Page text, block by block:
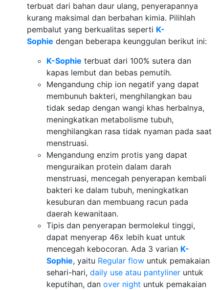
terbuat dari bahan daur ulang, penyerapannya
kurang maksimal dan berbahan kimia. Pilihlah
pembalut yang berkualitas seperti K-
Sophie dengan beberapa keunggulan berikut ini:
K-Sophie terbuat dari 100% sutera dan
kapas lembut dan bebas pemutih.
Mengandung chip ion negatif yang dapat
membunuh bakteri, menghilangkan bau
tidak sedap dengan wangi khas herbalnya,
meningkatkan metabolisme tubuh,
menghilangkan rasa tidak nyaman pada saat
menstruasi.
Mengandung enzim protis yang dapat
menguraikan protein dalam darah
menstruasi, mencegah penyerapan kembali
bakteri ke dalam tubuh, meningkatkan
kesuburan dan membuang racun pada
daerah kewanitaan.
Tipis dan penyerapan bermolekul tinggi,
dapat menyerap 46x lebih kuat untuk
mencegah kebocoran. Ada 3 varian K-
Sophie, yaitu Regular flow untuk pemakaian
sehari-hari, daily use atau pantyliner untuk
keputihan, dan over night untuk pemakaian